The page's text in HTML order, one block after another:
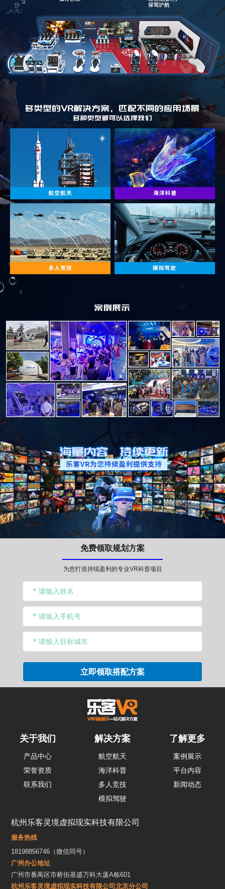
免费领取规划方案
为您打造持续盈利的专业VR科普项目
关于我们
产品中心
荣誉资质
联系我们
解决方案
航空航天
海洋科普
多人竞技
模拟驾驶
了解更多
案例展示
平台内容
新闻动态
杭州乐客灵境虚拟现实科技有限公司
服务热线
18198856746（微信同号）
广州办公地址
广州市番禺区市桥街基盛万科大厦A栋601
杭州乐客灵境虚拟现实科技有限公司北京分公司